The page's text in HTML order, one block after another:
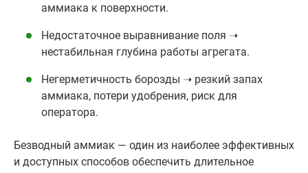
аммиака к поверхности.
Недостаточное выравнивание поля ➝
нестабильная глубина работы агрегата.
Негерметичность борозды ➝ резкий запах
аммиака, потери удобрения, риск для
оператора.
Безводный аммиак — один из наиболее эффективных
и доступных способов обеспечить длительное